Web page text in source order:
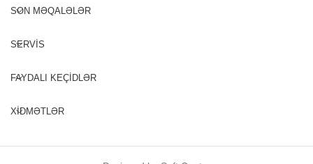
SON MƏQALƏLƏR
SERVİS
FAYDALI KEÇİDLƏR
XİDMƏTLƏR